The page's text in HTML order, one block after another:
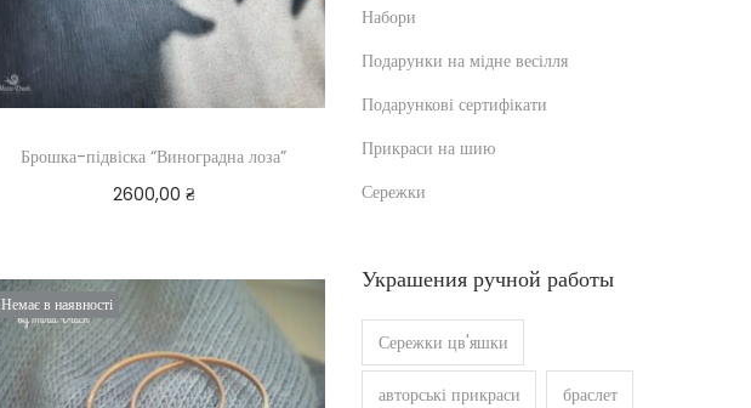
Брошка-підвіска “Виноградна лоза”
2600,00 ₴
Немає в наявності
Набори
Подарунки на мідне весілля
Подарункові сертифікати
Прикраси на шию
Сережки
Украшения ручной работы
Сережки цв'яшки
авторські прикраси браслет